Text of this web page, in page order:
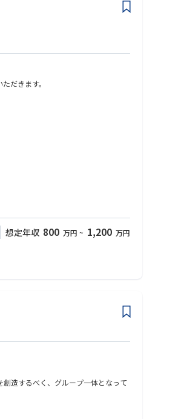
だきます。
想定年収 800 万円 ~ 1,200 万円
造するべく、グループ一体となって